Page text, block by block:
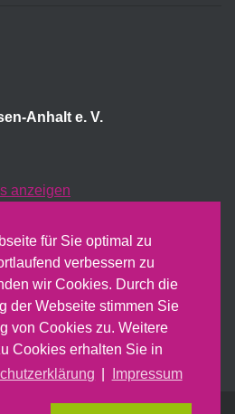
für Sie optimal zu
verbessern zu
wir Cookies. Durch die
der Webseite stimmen Sie
von Cookies zu. Weitere
Cookies erhalten Sie in
Impressum
Anhalt e. V.
anzeigen
institutionell vom Land
dazu u.a. einen jährlichen